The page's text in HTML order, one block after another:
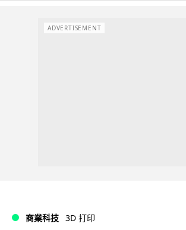
ADVERTISEMENT
商業科技 3D 打印